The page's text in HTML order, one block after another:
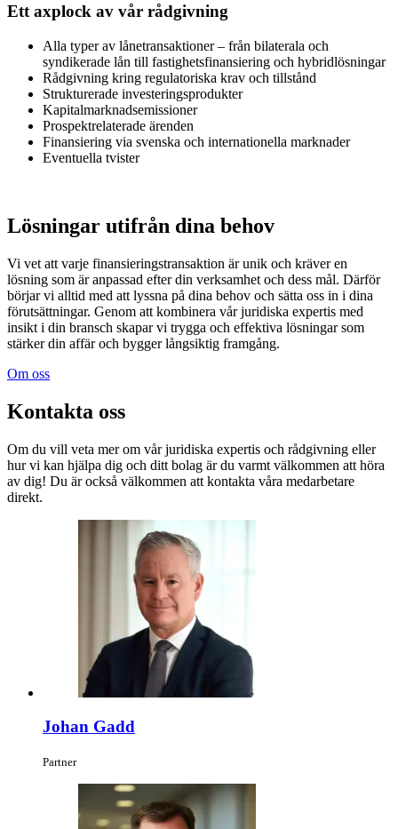
Ett axplock av vår rådgivning
Alla typer av lånetransaktioner – från bilaterala och
syndikerade lån till fastighetsfinansiering och hybridlösningar
Rådgivning kring regulatoriska krav och tillstånd
Strukturerade investeringsprodukter
Kapitalmarknadsemissioner
Prospektrelaterade ärenden
Finansiering via svenska och internationella marknader
Eventuella tvister
Lösningar utifrån dina behov
Vi vet att varje finansieringstransaktion är unik och kräver en
lösning som är anpassad efter din verksamhet och dess mål. Därför
börjar vi alltid med att lyssna på dina behov och sätta oss in i dina
förutsättningar. Genom att kombinera vår juridiska expertis med
insikt i din bransch skapar vi trygga och effektiva lösningar som
stärker din affär och bygger långsiktig framgång.
Om oss
Kontakta oss
Om du vill veta mer om vår juridiska expertis och rådgivning eller
hur vi kan hjälpa dig och ditt bolag är du varmt välkommen att höra
av dig! Du är också välkommen att kontakta våra medarbetare
direkt.
Johan Gadd
Partner